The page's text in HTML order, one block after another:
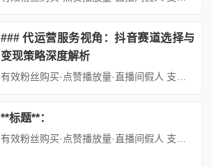
### 代运营服务视角：抖音赛道选择与
变现策略深度解析
有效粉丝购买·点赞播放量·直播间假人 支持：抖音,快手,小红书,视频号,微博,B站,西瓜头条等各类自媒体平台。自助平台： http://www.fs688.com/ 在短视频与直播电商蓬勃发展的当下，抖音已成为品牌、商家及个人创业者实现流量变现的核心阵地。对于代运营服务团队而言，选择一个兼具市场潜力与变现效率的赛道至关重要。本文将从赛道选择逻辑、热门赛道解析、变现模式...
**标题**：